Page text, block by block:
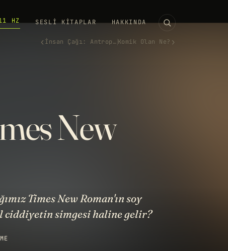
HZ SESLI KITAPLAR HAKKINDA
‹ İnsan Çağı: AntroposenKomik Olan Ne? ›
New
Times New Roman'ın soy
ciddiyetin simgesi haline gelir?